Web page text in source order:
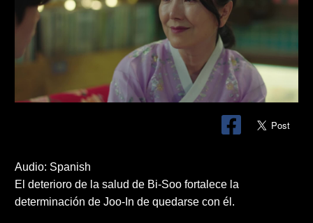
Audio: Spanish
El deterioro de la salud de Bi-Soo fortalece la
determinación de Joo-In de quedarse con él.